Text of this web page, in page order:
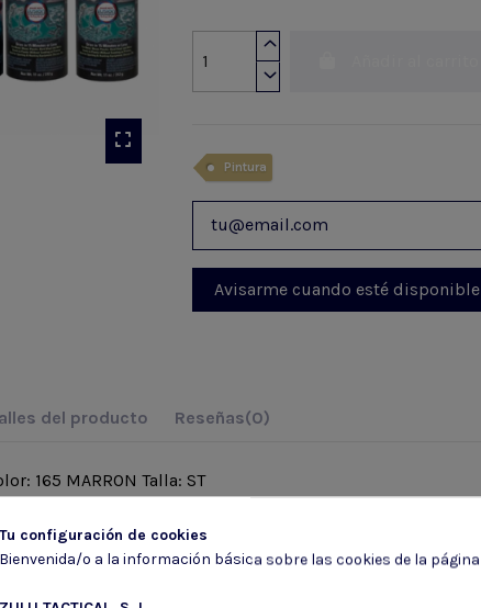
Pintura
del producto Reseñas(0)
165 MARRON Talla: ST
Tu configuración de cookies
Bienvenida/o a la información básica sobre las cookies de la